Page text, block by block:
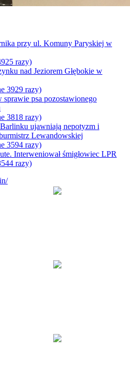
przy ul. Komuny Paryskiej w
razy)
nad Jeziorem Głębokie w
3929 razy)
sprawie psa pozostawionego
3818 razy)
ujawniają nepotyzm i
Lewandowskiej
3594 razy)
Interweniował śmigłowiec LPR
razy)